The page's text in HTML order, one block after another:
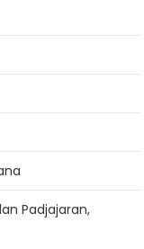
Padjajaran,